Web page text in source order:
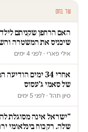
עוד בחם
האם הרחפן שקניתם
שיכניס את המשטרה
אילי פארי · לפני 4 ימים
אחרי 34 ימים
של סאמי ג'עסוס
סיון תהל · לפני 5 ימים
"ישראל אינה מסוגלת
שלה. רק כוח בינלאומי